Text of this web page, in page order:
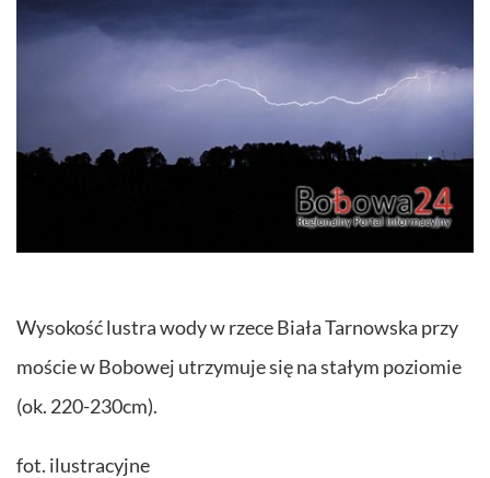
Wysokość lustra wody w rzece Biała Tarnowska przy
moście w Bobowej utrzymuje się na stałym poziomie
(ok. 220-230cm).
fot. ilustracyjne